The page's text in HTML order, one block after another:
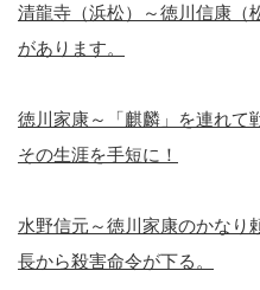
清龍寺（浜松）～徳川信康（
があります。
徳川家康～「麒麟」を連れて
その生涯を手短に！
水野信元～徳川家康のかなり
長から殺害命令が下る。